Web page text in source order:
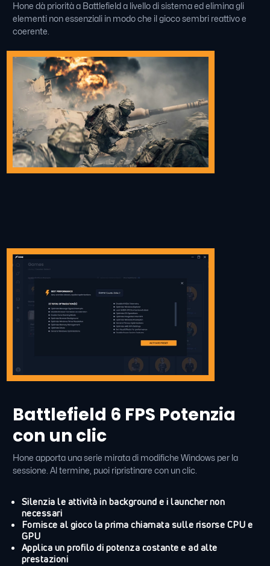
Hone dà priorità a Battlefield a livello di sistema ed elimina gli
elementi non essenziali in modo che il gioco sembri reattivo e
coerente.
Battlefield 6 FPS Potenzia
con un clic
Hone apporta una serie mirata di modifiche Windows per la
sessione. Al termine, puoi ripristinare con un clic.
Silenzia le attività in background e i launcher non
necessari
Fornisce al gioco la prima chiamata sulle risorse CPU e
GPU
Applica un profilo di potenza costante e ad alte
prestazioni